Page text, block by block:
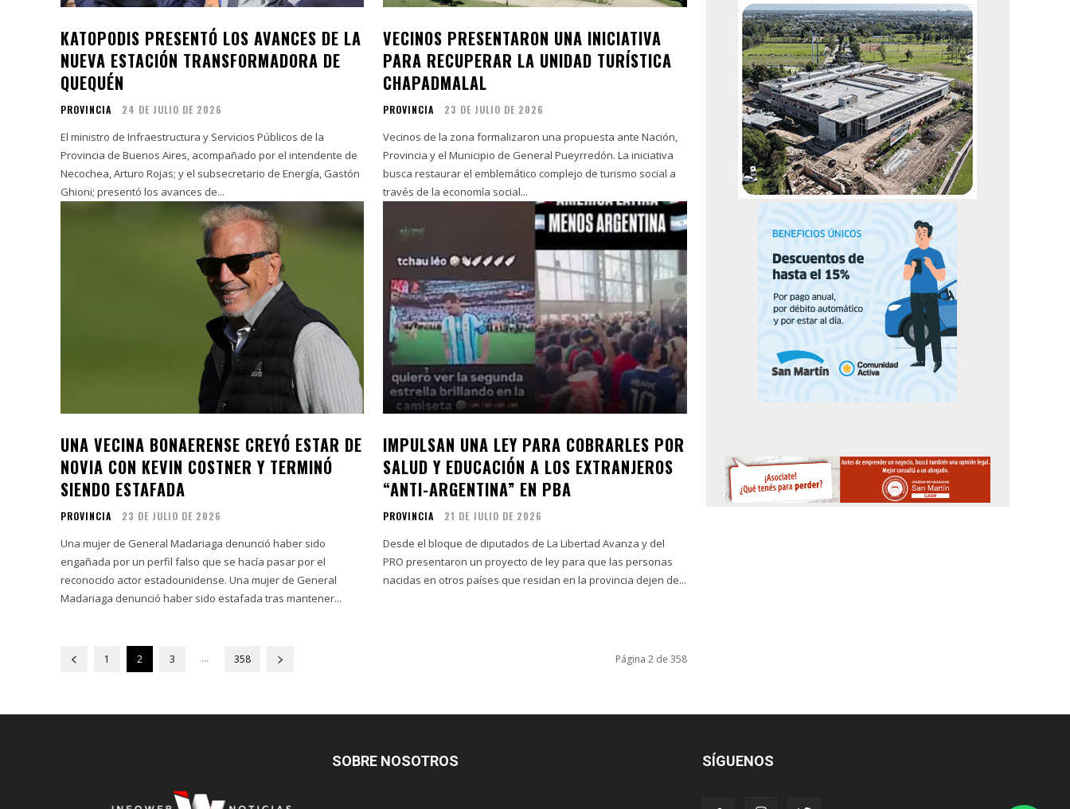
KATOPODIS PRESENTÓ LOS AVANCES DE LA
NUEVA ESTACIÓN TRANSFORMADORA DE
QUEQUÉN
PROVINCIA 24 DE JULIO DE 2026
El ministro de Infraestructura y Servicios Públicos de la
Provincia de Buenos Aires, acompañado por el intendente de
Necochea, Arturo Rojas; y el subsecretario de Energía, Gastón
Ghioni; presentó los avances de...
VECINOS PRESENTARON UNA INICIATIVA
PARA RECUPERAR LA UNIDAD TURÍSTICA
CHAPADMALAL
PROVINCIA 23 DE JULIO DE 2026
Vecinos de la zona formalizaron una propuesta ante Nación,
Provincia y el Municipio de General Pueyrredón. La iniciativa
busca restaurar el emblemático complejo de turismo social a
través de la economía social...
UNA VECINA BONAERENSE CREYÓ ESTAR DE
NOVIA CON KEVIN COSTNER Y TERMINÓ
SIENDO ESTAFADA
PROVINCIA 23 DE JULIO DE 2026
Una mujer de General Madariaga denunció haber sido
engañada por un perfil falso que se hacía pasar por el
reconocido actor estadounidense. Una mujer de General
Madariaga denunció haber sido estafada tras mantener...
IMPULSAN UNA LEY PARA COBRARLES POR
SALUD Y EDUCACIÓN A LOS EXTRANJEROS
“ANTI-ARGENTINA” EN PBA
PROVINCIA 21 DE JULIO DE 2026
Desde el bloque de diputados de La Libertad Avanza y del
PRO presentaron un proyecto de ley para que las personas
nacidas en otros países que residan en la provincia dejen de...
1 2 3 ... 358 Página 2 de 358
SOBRE NOSOTROS SÍGUENOS